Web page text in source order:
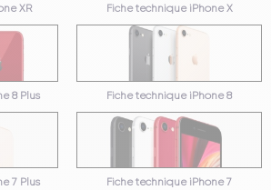
XR Fiche technique iPhone X
8 Plus Fiche technique iPhone 8
7 Plus Fiche technique iPhone 7